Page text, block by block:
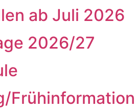
ab Juli 2026
2026/27
Frühinformation